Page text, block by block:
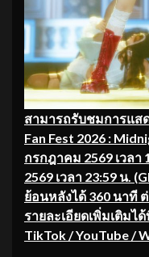
สามารถรับชมการแส
Fan Fest 2026 :
กรกฎาคม 2569 เวลา
2569 เวลา 23:59 น.
ย้อนหลังได้ 360 นาที
รายละเอียดเพิ่มเติมไ
TikTok / YouTube /